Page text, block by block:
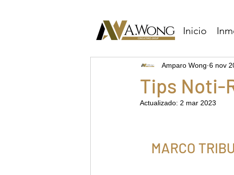
Inicio
Tips Noti-
Amparo Wong 6 nov
Actualizado: 2 mar 2023
MARCO